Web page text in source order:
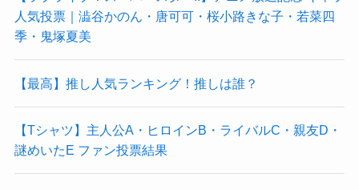
人気投票｜澁谷かのん・唐可可・桜小路きな子・若菜四
季・鬼塚夏美
【最高】推し人気ランキング！推しは誰？
【Tシャツ】主人公A・ヒロインB・ライバルC・親友D・
謎めいたE ファン投票結果